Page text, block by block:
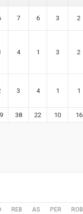
7 6 3 2
4 1 3 2
3 4 1 1
38 22 10 16
REB AS PER ROB